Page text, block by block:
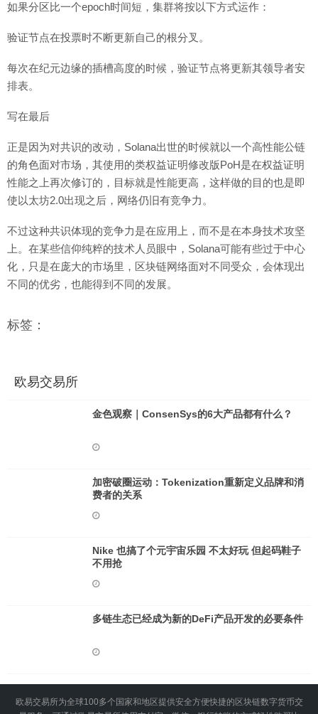
如果分区比一个epoch时间短，集群将按以下方式运作：
验证节点在投票时不断更新自己的根分叉。
每次在纪元边缘的插槽高度的时候，验证节点将更新其领导者安
排表。
写在最后
正是因为对共识的改动，Solana出世的时候就以一个高性能公链
的角色面对市场，其使用的类权益证明修改版PoH是在权益证明
性能之上再次修订的，目标就是性能更高，这样做的目的也是即
使以太坊2.0出现之后，网络仍旧有竞争力。
不过这种共识体现的竞争力是在应用上，而不是在本身技术攻坚
上。在某些信仰纯粹的技术人员眼中，Solana可能有些过于中心
化，只是在庞大的市场里，区块链网络面对不同受众，会体现出
不同的优劣，也能得到不同的发展。
标签：
欧易交易所
金色观察｜ConsenSys的6大产品都有什么？
加密破圈运动：Tokenization重新定义品牌和消
费者的关系
Nike 也搞了个元宇宙乐园 不太好玩 但起码鞋子
不用抢
多链生态已经成为新的DeFi产品开发的必要条件
欧易交易所为全球100多个国家和地区提供安全方便快捷的区块链数字货币交